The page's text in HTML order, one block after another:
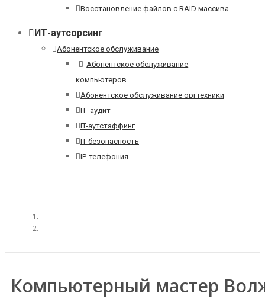
Восстановление файлов с RAID массива
ИТ-аутсорсинг
Абонентское обслуживание
Абонентское обслуживание
компьютеров
Абонентское обслуживание оргтехники
IT- аудит
IT-аутстаффинг
IT-безопасность
IP-телефония
Компьютерный мастер